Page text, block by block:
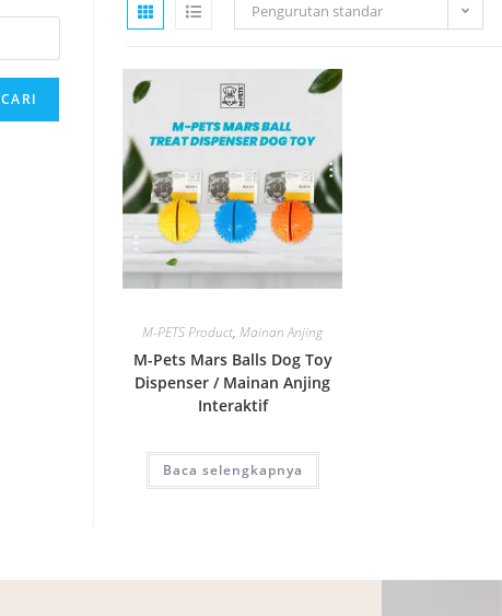
Pengurutan standar
Quick View
M-PETS Product,Mainan Anjing
M-Pets Mars Balls Dog Toy
Dispenser / Mainan Anjing
Interaktif
Baca selengkapnya
CARI